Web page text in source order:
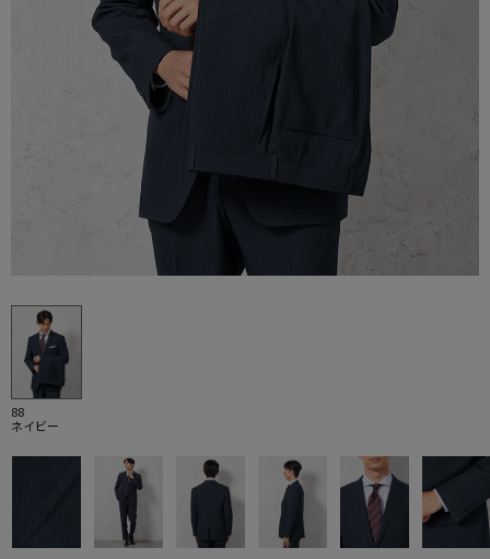
88
ネイビー